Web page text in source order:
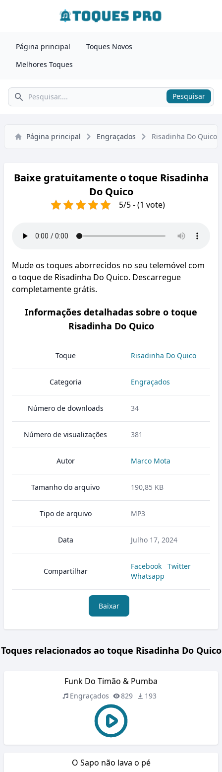
Página principal
Toques Novos
Melhores Toques
Pesquisar Pesquisar
Página principal Engraçados Risadinha Do Quico
Baixe gratuitamente o toque Risadinha
Do Quico
5/5 - (1 vote)
Mude os toques aborrecidos no seu telemóvel com
o toque de Risadinha Do Quico. Descarregue
completamente grátis.
Informações detalhadas sobre o toque
Risadinha Do Quico
Toque Risadinha Do Quico
Categoria Engraçados
Número de downloads 34
Número de visualizações 381
Autor Marco Mota
Tamanho do arquivo 190,85 KB
Tipo de arquivo MP3
Data Julho 17, 2024
Compartilhar
Facebook
Twitter
Whatsapp
Baixar
Toques relacionados ao toque Risadinha Do Quico
Funk Do Timão & Pumba
Engraçados 829 193
O Sapo não lava o pé